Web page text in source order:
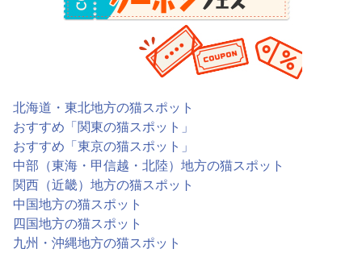
北海道・東北地方の猫スポット
おすすめ「関東の猫スポット」
おすすめ「東京の猫スポット」
中部（東海・甲信越・北陸）地方の猫スポット
関西（近畿）地方の猫スポット
中国地方の猫スポット
四国地方の猫スポット
九州・沖縄地方の猫スポット